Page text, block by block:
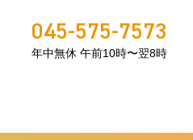
045-575-7573
年中無休 午前10時〜翌8時